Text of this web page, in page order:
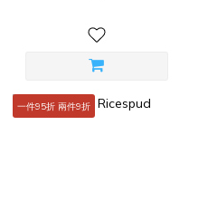
一件95折 兩件9折